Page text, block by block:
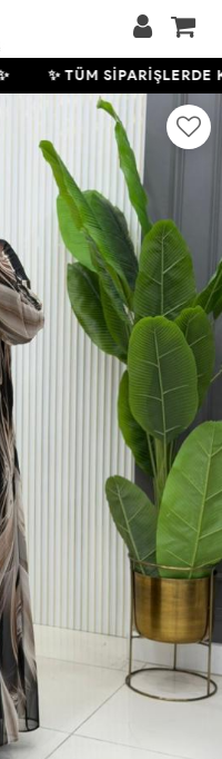
✨ TÜM SİPARİŞLERDE